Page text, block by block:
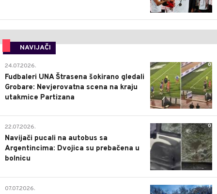
NAVIJAČI
0
24.07.2026.
Fudbaleri UNA Štrasena šokirano gledali
Grobare: Nevjerovatna scena na kraju
utakmice Partizana
0
22.07.2026.
Navijači pucali na autobus sa
Argentincima: Dvojica su prebačena u
bolnicu
1
07.07.2026.